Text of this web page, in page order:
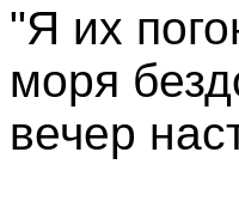
"Я их
моря
вечер